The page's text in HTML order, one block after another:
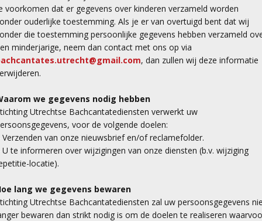
voorkomen dat er gegevens over kinderen verzameld worden
ouderlijke toestemming. Als je er van overtuigd bent dat wij
die toestemming persoonlijke gegevens hebben verzameld
minderjarige, neem dan contact met ons op via
, dan zullen wij deze informatie
we gegevens nodig hebben
Utrechtse Bachcantatediensten verwerkt uw
voor de volgende doelen:
Verzenden van onze nieuwsbrief en/of reclamefolder.
U te informeren over wijzigingen van onze diensten (b.v. wijziging
locatie).
lang we gegevens bewaren
Utrechtse Bachcantatediensten zal uw persoonsgegevens
bewaren dan strikt nodig is om de doelen te realiseren